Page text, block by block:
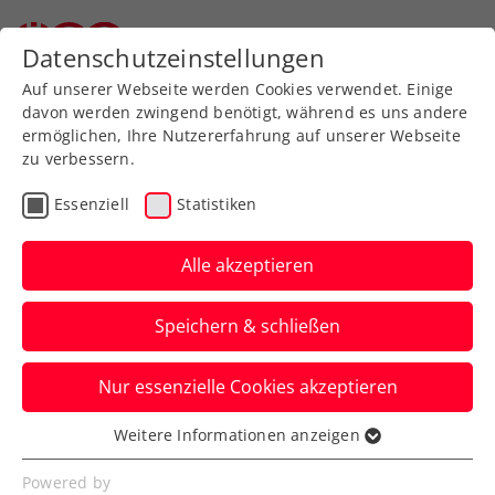
Aktuelle News
News filtern
Datenschutzeinstellungen
Auf unserer Webseite werden Cookies verwendet. Einige
davon werden zwingend benötigt, während es uns andere
ermöglichen, Ihre Nutzererfahrung auf unserer Webseite
zu verbessern.
Essenziell Statistiken
Alle akzeptieren
Speichern & schließen
Nur essenzielle Cookies akzeptieren
Essenziell
Essenzielle Cookies werden für grundlegende
Weitere Informationen anzeigen
Powered by